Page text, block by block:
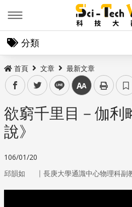
分類
首頁 文章 最新文章
facebooktwitter line 中
欲窮千里目－伽利
說》
106/01/20
邱韻如 ｜ 長庚大學通識中心物理科副